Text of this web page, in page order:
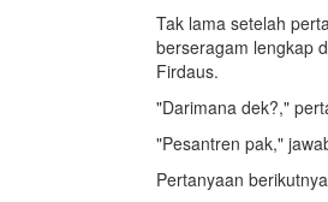
Tak lama setelah
berseragam lengkap
Firdaus.
"Darimana dek?,"
"Pesantren pak,"
Pertanyaan